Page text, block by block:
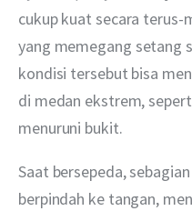
cukup kuat secara terus-
yang memegang setang
kondisi tersebut bisa
di medan ekstrem,
menuruni bukit.
Saat bersepeda,
berpindah ke tangan,